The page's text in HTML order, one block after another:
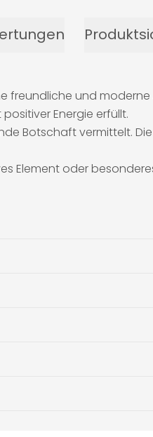
freundliche und
Energie erfüllt.
Botschaft vermittelt.
Element oder